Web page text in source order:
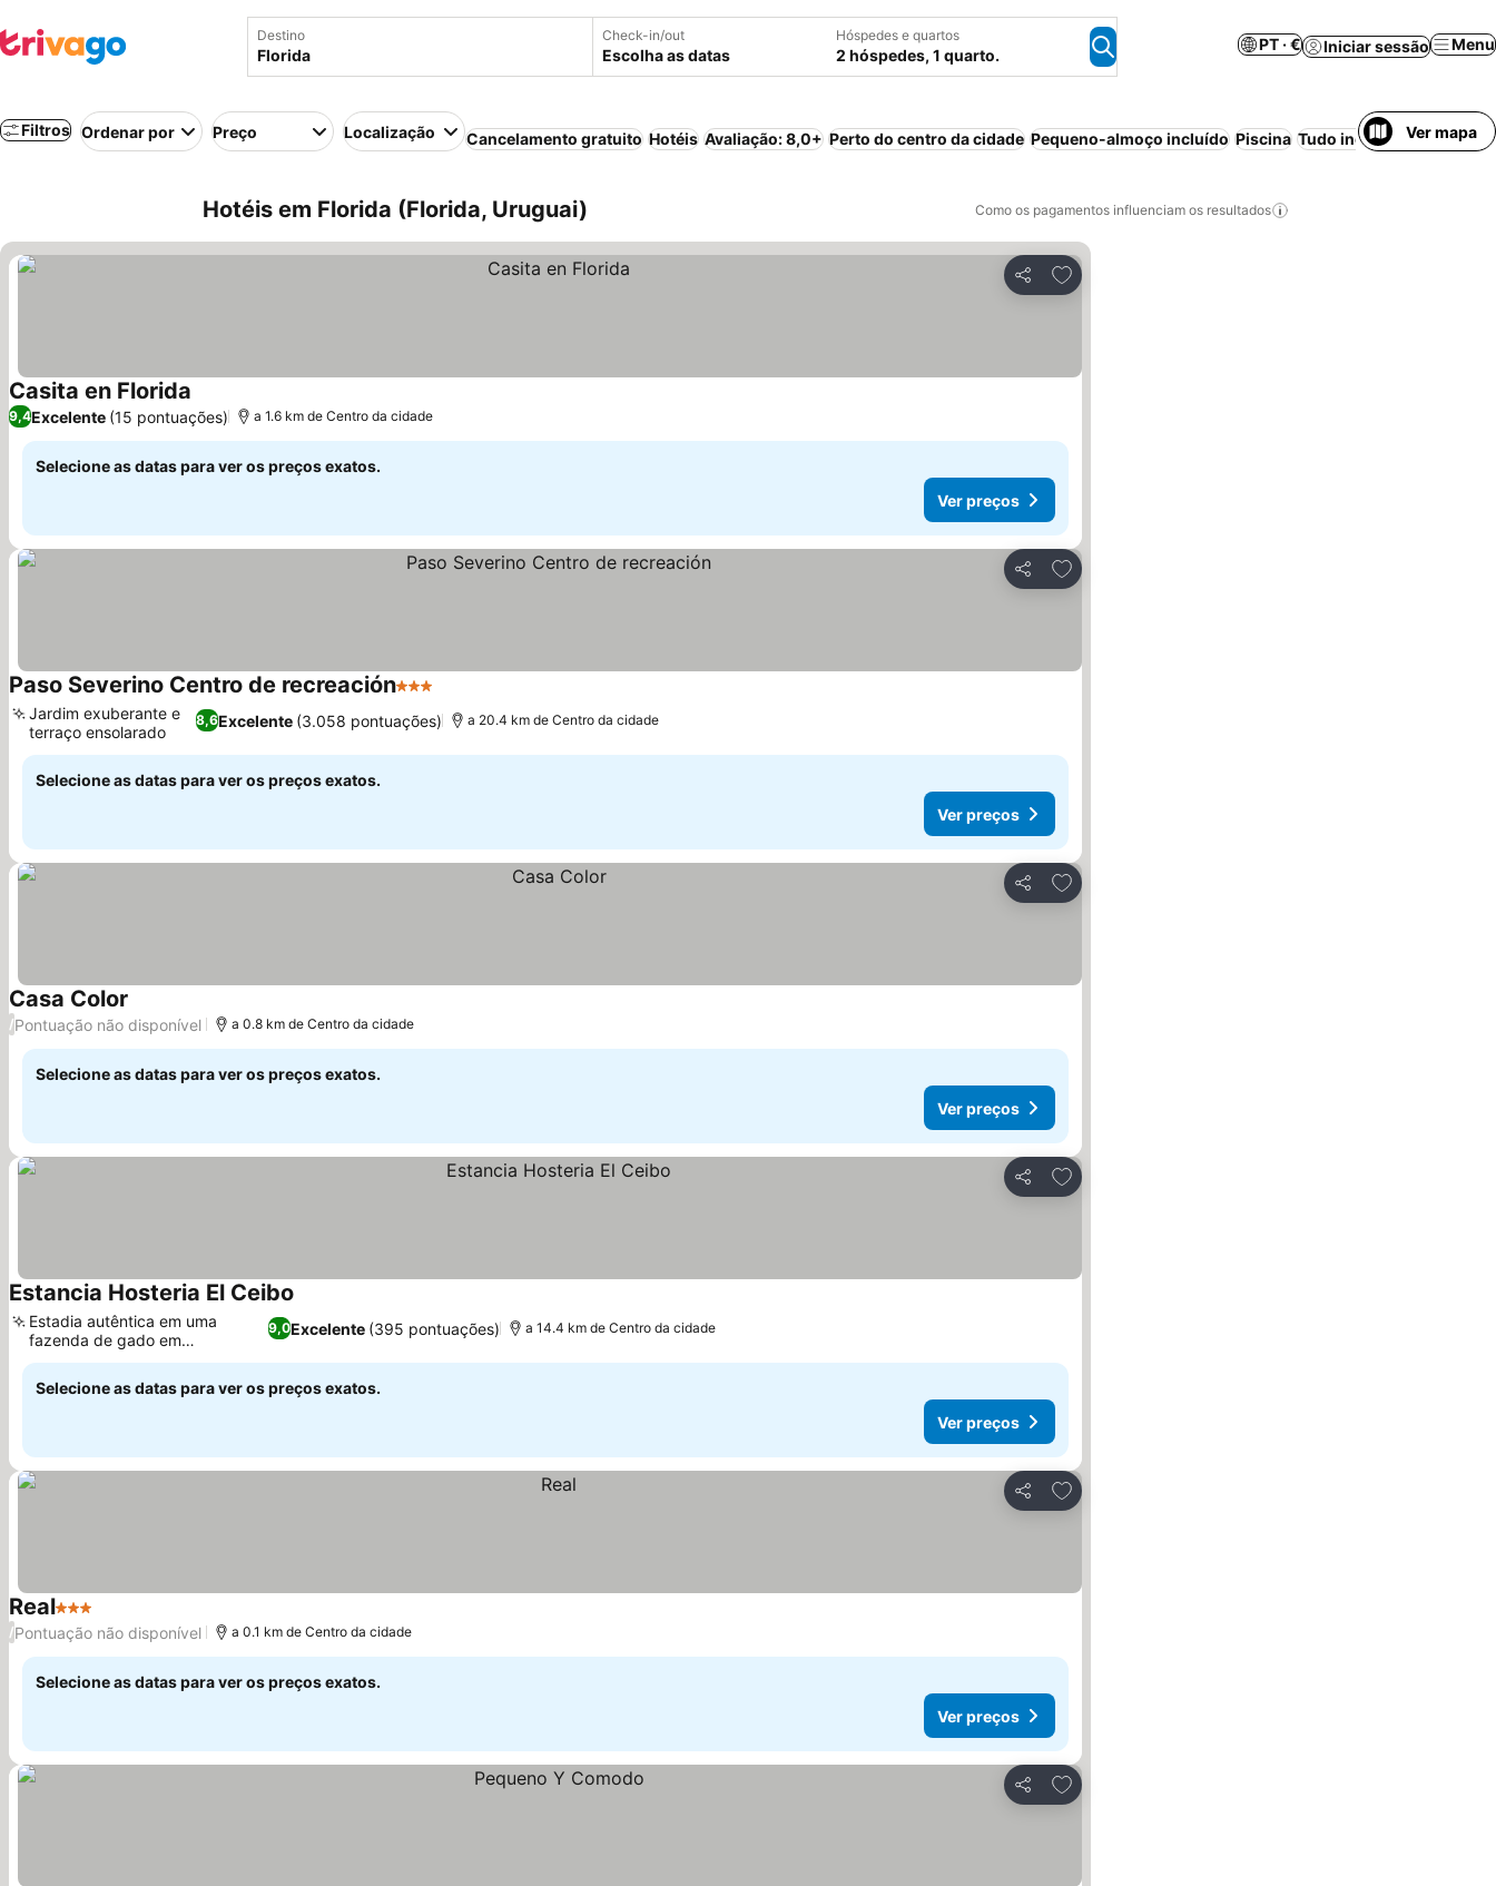
Destino Check-in/out
Escolha as datas
Hóspedes e quartos
2 hóspedes, 1 quarto.
PT · € Iniciar sessão Menu
Filtros Ordenar por Preço Localização Cancelamento gratuito Hotéis Avaliação: 8,0+ Perto do centro da cidade Pequeno-almoço incluído Piscina Tudo incluído Ver mapa
Hotéis em Florida (Florida, Uruguai) Como os pagamentos influenciam os resultados
Partilhar
Adicionar aos favoritos
Casita en Florida
9,4Excelente (15 pontuações) a 1.6 km de Centro da cidade
Selecione as datas para ver os preços exatos.
Ver preços
Partilhar
Adicionar aos favoritos
Paso Severino Centro de recreación3 Estrelas
8,6Excelente (3.058 pontuações)
Jardim exuberante e
terraço ensolarado
a 20.4 km de Centro da cidade
Selecione as datas para ver os preços exatos.
Ver preços
Partilhar
Adicionar aos favoritos
Casa Color
/Pontuação não disponível a 0.8 km de Centro da cidade
Selecione as datas para ver os preços exatos.
Ver preços
Partilhar
Adicionar aos favoritos
Estancia Hosteria El Ceibo
9,0Excelente (395 pontuações)
Estadia autêntica em uma
fazenda de gado em
funcionamento
a 14.4 km de Centro da cidade
Selecione as datas para ver os preços exatos.
Ver preços
Partilhar
Adicionar aos favoritos
Real3 Estrelas
/Pontuação não disponível a 0.1 km de Centro da cidade
Selecione as datas para ver os preços exatos.
Ver preços
Partilhar
Adicionar aos favoritos